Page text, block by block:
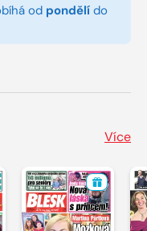
od pondělí do
Více